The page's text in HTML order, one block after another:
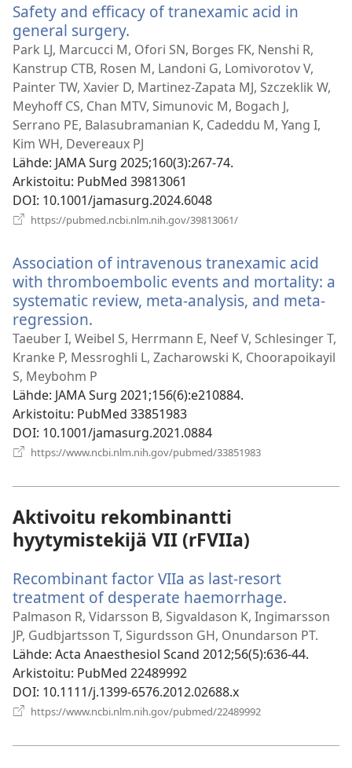
Safety and efficacy of tranexamic acid in
general surgery.
uuden
ikkunan)
Park LJ, Marcucci M, Ofori SN, Borges FK, Nenshi R,
Kanstrup CTB, Rosen M, Landoni G, Lomivorotov V,
Painter TW, Xavier D, Martinez-Zapata MJ, Szczeklik W,
Meyhoff CS, Chan MTV, Simunovic M, Bogach J,
Serrano PE, Balasubramanian K, Cadeddu M, Yang I,
Kim WH, Devereaux PJ
Lähde‎: JAMA Surg 2025;160(3):267-74.
Arkistoitu‎: PubMed 39813061
DOI‎: 10.1001/jamasurg.2024.6048
https://pubmed.ncbi.nlm.nih.gov/39813061/
Association of intravenous tranexamic acid
with thromboembolic events and mortality: a
systematic review, meta-analysis, and meta-
regression.
uuden
ikkunan)
Taeuber I, Weibel S, Herrmann E, Neef V, Schlesinger T,
Kranke P, Messroghli L, Zacharowski K, Choorapoikayil
S, Meybohm P
Lähde‎: JAMA Surg 2021;156(6):e210884.
Arkistoitu‎: PubMed 33851983
DOI‎: 10.1001/jamasurg.2021.0884
https://www.ncbi.nlm.nih.gov/pubmed/33851983
Aktivoitu rekombinantti
hyytymistekijä VII (rFVIIa)
Recombinant factor VIIa as last-resort
treatment of desperate haemorrhage.
uuden
ikkunan)
Palmason R, Vidarsson B, Sigvaldason K, Ingimarsson
JP, Gudbjartsson T, Sigurdsson GH, Onundarson PT.
Lähde‎: Acta Anaesthesiol Scand 2012;56(5):636-44.
Arkistoitu‎: PubMed 22489992
DOI‎: 10.1111/j.1399-6576.2012.02688.x
https://www.ncbi.nlm.nih.gov/pubmed/22489992